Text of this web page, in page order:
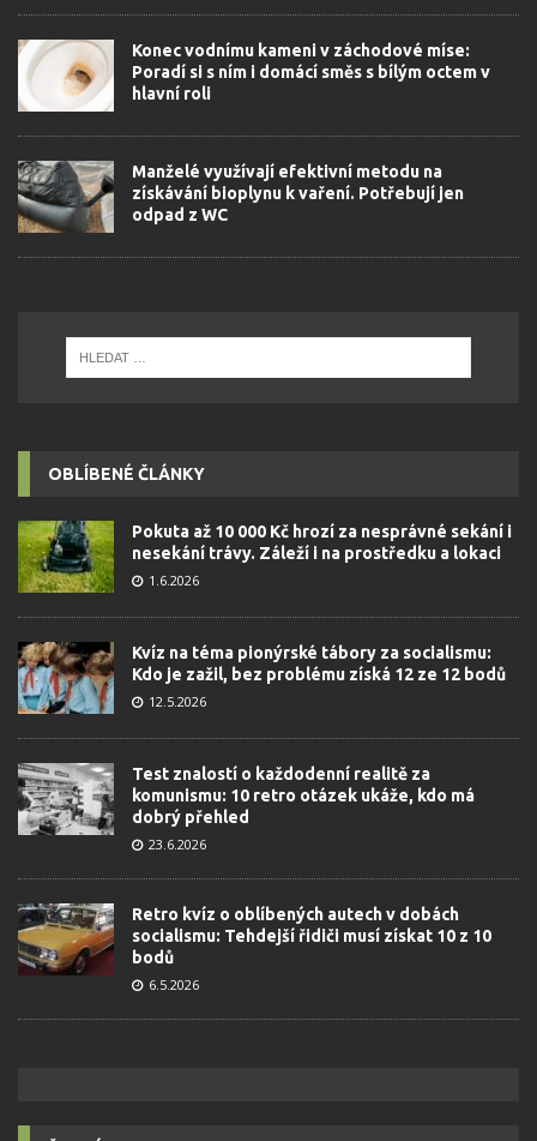
Konec vodnímu kameni v záchodové míse:
Poradí si s ním i domácí směs s bílým octem v
hlavní roli
Manželé využívají efektivní metodu na
získávání bioplynu k vaření. Potřebují jen
odpad z WC
OBLÍBENÉ ČLÁNKY
Pokuta až 10 000 Kč hrozí za nesprávné sekání i
nesekání trávy. Záleží i na prostředku a lokaci
1.6.2026
Kvíz na téma pionýrské tábory za socialismu:
Kdo je zažil, bez problému získá 12 ze 12 bodů
12.5.2026
Test znalostí o každodenní realitě za
komunismu: 10 retro otázek ukáže, kdo má
dobrý přehled
23.6.2026
Retro kvíz o oblíbených autech v dobách
socialismu: Tehdejší řidiči musí získat 10 z 10
bodů
6.5.2026